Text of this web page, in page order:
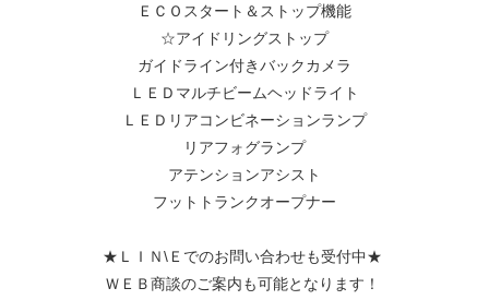
ＥＣＯスタート＆ストップ機能
☆アイドリングストップ
ガイドライン付きバックカメラ
ＬＥＤマルチビームヘッドライト
ＬＥＤリアコンビネーションランプ
リアフォグランプ
アテンションアシスト
フットトランクオープナー
★ＬＩＮ\Ｅでのお問い合わせも受付中★
ＷＥＢ商談のご案内も可能となります！